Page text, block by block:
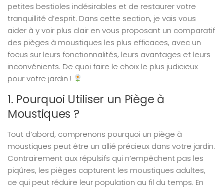
petites bestioles indésirables et de restaurer votre
tranquillité d’esprit. Dans cette section, je vais vous
aider à y voir plus clair en vous proposant un comparatif
des pièges à moustiques les plus efficaces, avec un
focus sur leurs fonctionnalités, leurs avantages et leurs
inconvénients. De quoi faire le choix le plus judicieux
pour votre jardin !
1. Pourquoi Utiliser un Piège à
Moustiques ?
Tout d’abord, comprenons pourquoi un piège à
moustiques peut être un allié précieux dans votre jardin.
Contrairement aux répulsifs qui n’empêchent pas les
piqûres, les pièges capturent les moustiques adultes,
ce qui peut réduire leur population au fil du temps. En